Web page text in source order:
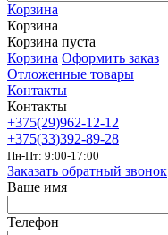
Корзина
Корзина
Корзина пуста
Корзина Оформить заказ
Отложенные товары
Контакты
Контакты
+375(29)962-12-12
+375(33)392-89-28
Пн-Пт: 9:00-17:00
Заказать обратный звонок
Ваше имя
Телефон